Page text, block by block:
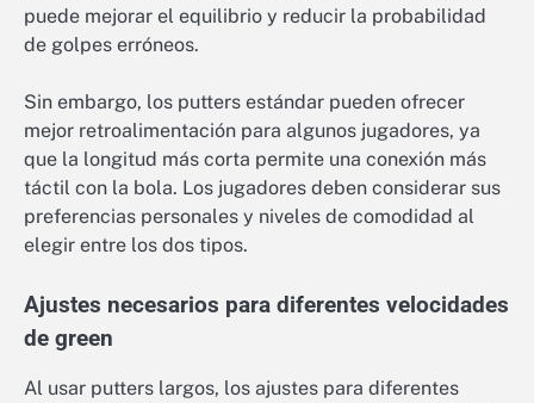
puede mejorar el equilibrio y reducir la probabilidad
de golpes erróneos.
Sin embargo, los putters estándar pueden ofrecer
mejor retroalimentación para algunos jugadores, ya
que la longitud más corta permite una conexión más
táctil con la bola. Los jugadores deben considerar sus
preferencias personales y niveles de comodidad al
elegir entre los dos tipos.
Ajustes necesarios para diferentes velocidades
de green
Al usar putters largos, los ajustes para diferentes